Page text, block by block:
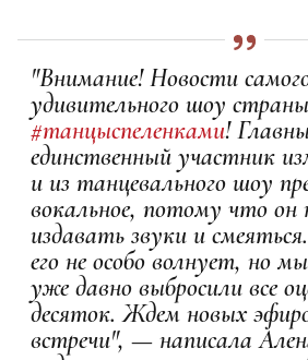
"Внимание! Новости
удивительного шоу страны
#танцыспеленками!
единственный участник
и из танцевального шоу
вокальное, потому что он
издавать звуки и
его не особо волнует, но
уже давно выбросили все
десяток. Ждем новых
встречи", — написала